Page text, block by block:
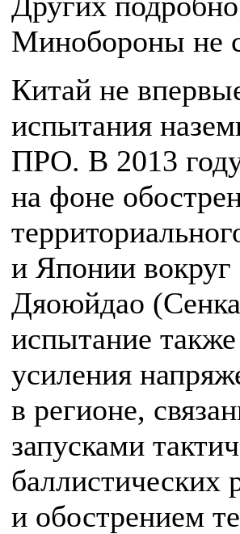
Минобороны не
Китай не
испытания
ПРО. В 2013
на фоне
и Японии вокруг
Дяоюйдао
испытание
усиления
в регионе,
запусками
и обострением